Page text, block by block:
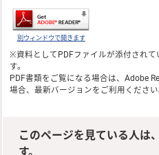
別ウィンドウで開きます
※資料としてPDFファイルが添付されて
す。
PDF書類をご覧になる場合は、Adobe
場合、最新バージョンをご利用ください
このページを見ている人は
す。